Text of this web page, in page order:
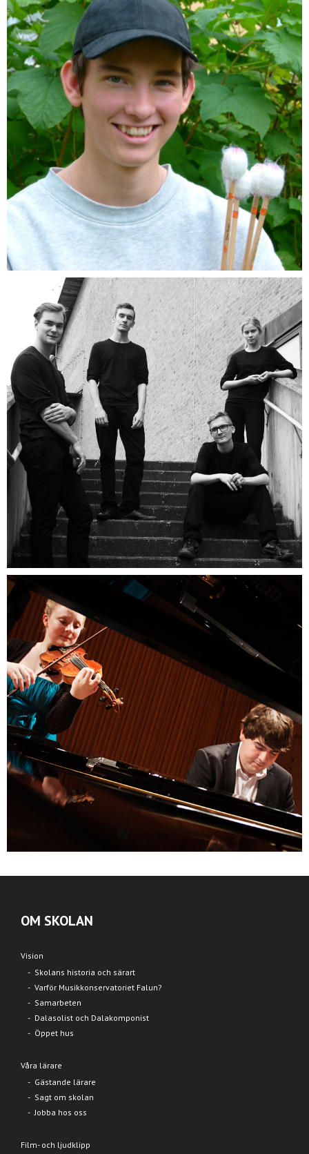
OM SKOLAN
Vision
Skolans historia och särart
Varför Musikkonservatoriet Falun?
Samarbeten
Dalasolist och Dalakomponist
Öppet hus
Våra lärare
Gästande lärare
Sagt om skolan
Jobba hos oss
Film- och ljudklipp